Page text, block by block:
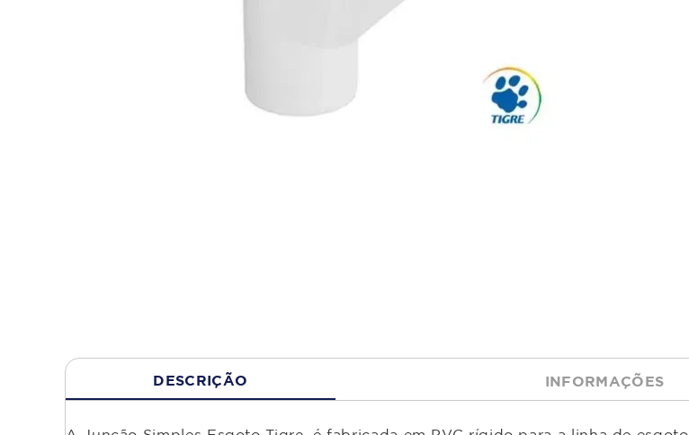
DESCRIÇÃO INFORMAÇÕES